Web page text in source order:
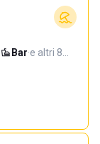
Bar·e altri 8…